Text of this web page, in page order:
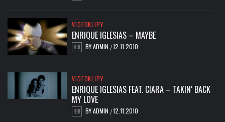
VIDEOKLIPY
ENRIQUE IGLESIAS – MAYBE
BYADMIN /12.11.2010
VIDEOKLIPY
ENRIQUE IGLESIAS FEAT. CIARA – TAKIN‘ BACK
MY LOVE
BYADMIN /12.11.2010